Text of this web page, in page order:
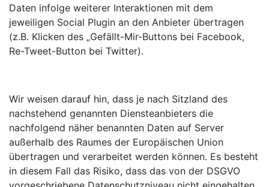
Daten infolge weiterer Interaktionen mit dem
jeweiligen Social Plugin an den Anbieter übertragen
(z.B. Klicken des „Gefällt-Mir-Buttons bei Facebook,
Re-Tweet-Button bei Twitter).
Wir weisen darauf hin, dass je nach Sitzland des
nachstehend genannten Diensteanbieters die
nachfolgend näher benannten Daten auf Server
außerhalb des Raumes der Europäischen Union
übertragen und verarbeitet werden können. Es besteht
in diesem Fall das Risiko, dass das von der DSGVO